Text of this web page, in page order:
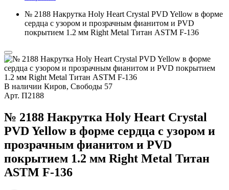
№ 2188 Накрутка Holy Heart Crystal PVD Yellow в форме
сердца с узором и прозрачным фианитом и PVD
покрытием 1.2 мм Right Metal Титан ASTM F-136
В наличии Киров, Свободы 57
Арт. П2188
№ 2188 Накрутка Holy Heart Crystal
PVD Yellow в форме сердца с узором и
прозрачным фианитом и PVD
покрытием 1.2 мм Right Metal Титан
ASTM F-136